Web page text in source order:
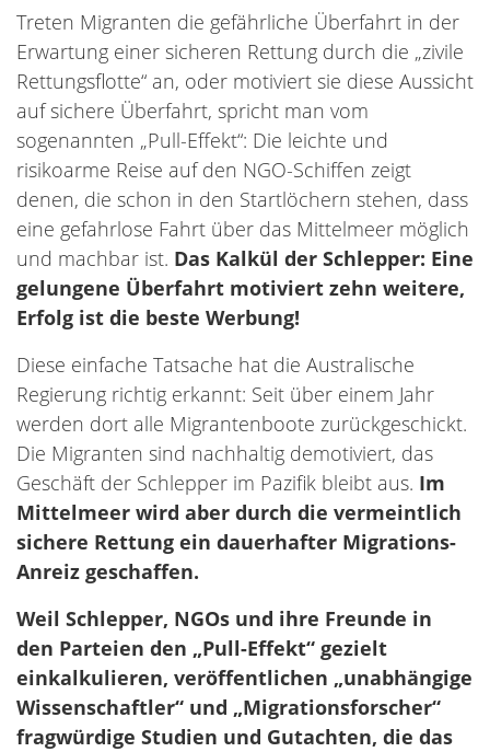
Treten Migranten die gefährliche Überfahrt in der
Erwartung einer sicheren Rettung durch die „zivile
Rettungsflotte“ an, oder motiviert sie diese Aussicht
auf sichere Überfahrt, spricht man vom
sogenannten „Pull-Effekt“: Die leichte und
risikoarme Reise auf den NGO-Schiffen zeigt
denen, die schon in den Startlöchern stehen, dass
eine gefahrlose Fahrt über das Mittelmeer möglich
und machbar ist. Das Kalkül der Schlepper: Eine
gelungene Überfahrt motiviert zehn weitere,
Erfolg ist die beste Werbung!
Diese einfache Tatsache hat die Australische
Regierung richtig erkannt: Seit über einem Jahr
werden dort alle Migrantenboote zurückgeschickt.
Die Migranten sind nachhaltig demotiviert, das
Geschäft der Schlepper im Pazifik bleibt aus. Im
Mittelmeer wird aber durch die vermeintlich
sichere Rettung ein dauerhafter Migrations-
Anreiz geschaffen.
Weil Schlepper, NGOs und ihre Freunde in
den Parteien den „Pull-Effekt“ gezielt
einkalkulieren, veröffentlichen „unabhängige
Wissenschaftler“ und „Migrationsforscher“
fragwürdige Studien und Gutachten, die das